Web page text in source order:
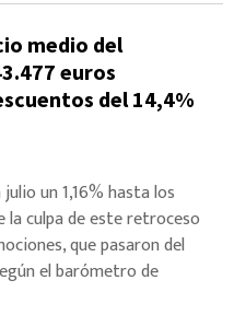
medio del
euros
del 14,4%
un 1,16% hasta los
la culpa de este retroceso
que pasaron del
el barómetro de